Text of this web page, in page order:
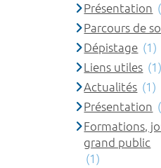
Présentation
Parcours de
Dépistage (1)
Liens utiles (1)
Actualités (1)
Présentation
Formations,
grand public
(1)